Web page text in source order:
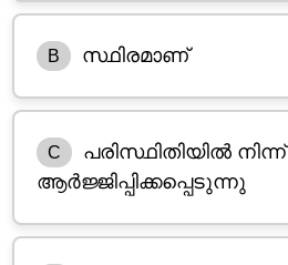
B സ്ഥിരമാണ്
C
പരിസ്ഥിതിയിൽ നിന്ന്
ആർജ്ജിപ്പിക്കപ്പെടുന്നു